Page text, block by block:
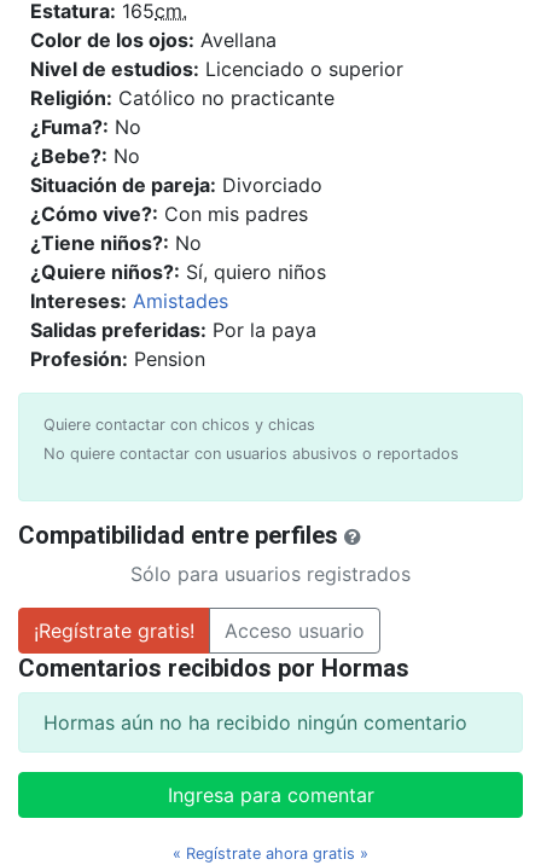
Estatura: 165cm.
Color de los ojos: Avellana
Nivel de estudios: Licenciado o superior
Religión: Católico no practicante
¿Fuma?: No
¿Bebe?: No
Situación de pareja: Divorciado
¿Cómo vive?: Con mis padres
¿Tiene niños?: No
¿Quiere niños?: Sí, quiero niños
Intereses: Amistades
Salidas preferidas: Por la paya
Profesión: Pension
Quiere contactar con chicos y chicas
No quiere contactar con usuarios abusivos o reportados
Compatibilidad entre perfiles
Sólo para usuarios registrados
¡Regístrate gratis! Acceso usuario
Comentarios recibidos por Hormas
Hormas aún no ha recibido ningún comentario
Ingresa para comentar
« Regístrate ahora gratis »